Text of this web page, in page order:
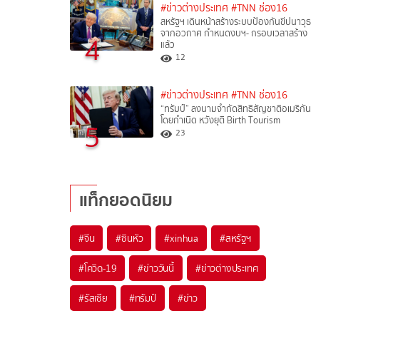
4
#ข่าวต่างประเทศ #TNN ช่อง16
สหรัฐฯ เดินหน้าสร้างระบบป้องกันขีปนาวุธ
จากอวกาศ กำหนดงบฯ- กรอบเวลาสร้าง
แล้ว
12
5
#ข่าวต่างประเทศ #TNN ช่อง16
“ทรัมป์” ลงนามจำกัดสิทธิสัญชาติอเมริกัน
โดยกำเนิด หวังยุติ Birth Tourism
23
แท็กยอดนิยม
#จีน #ซินหัว #xinhua #สหรัฐฯ
#โควิด-19 #ข่าววันนี้ #ข่าวต่างประเทศ
#รัสเซีย #ทรัมป์ #ข่าว